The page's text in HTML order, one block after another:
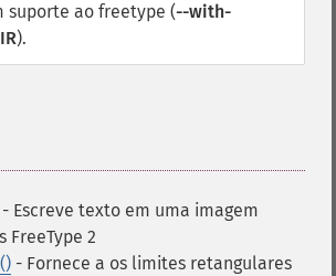
suporte ao freetype (--with-
).
- Escreve texto em uma imagem
FreeType 2
- Fornece a os limites retangulares